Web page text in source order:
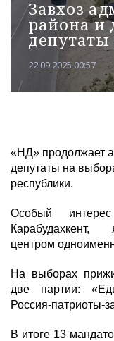
Завхоз
района и
депутаты
22.09.2025 00:57
«НД» продолжает
депутаты на
республики.
Особый
Карабудахкент,
центром
На выборах
две партии:
Россия-патриоты-
В итоге 13